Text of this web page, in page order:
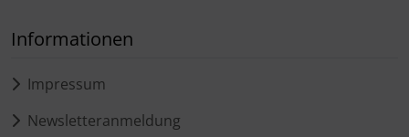
Informationen
Impressum
Newsletteranmeldung